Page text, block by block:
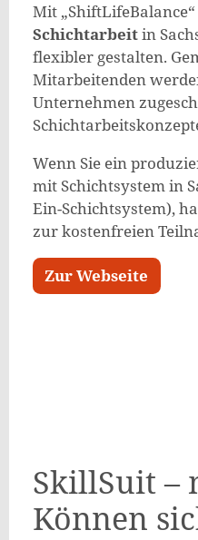
Mit
Schichtarbeitin
flexibler gestalten.
Mitarbeitenden
Unternehmen
Wenn Sie ein
mit Schichtsystem in
Ein-Schichtsystem),
zur kostenfreien
Zur Webseite
SkillSuit –
Können